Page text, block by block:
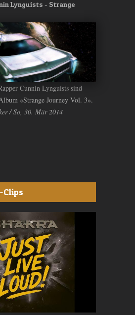
Lynguists - Strange
Cunnin Lynguists sind
«Strange Journey Vol. 3».
/ So, 30. Mär 2014
Clips